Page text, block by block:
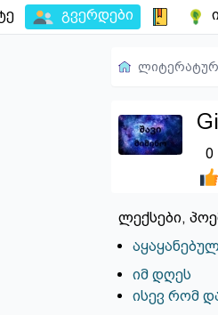
გვერდები
0
ლექსები,
იმ დღეს
ისევ რომ